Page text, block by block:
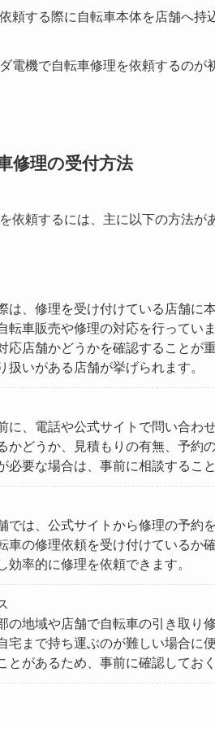
頼する際に自転車本体を店舗へ持
電機で自転車修理を依頼するのが
修理の受付方法
依頼するには、主に以下の方法
は、修理を受け付けている店舗に
転車販売や修理の対応を行ってい
応店舗かどうかを確認することが
扱いがある店舗が挙げられます。
に、電話や公式サイトで問い合わ
かどうか、見積もりの有無、予約
必要な場合は、事前に相談するこ
では、公式サイトから修理の予約
車の修理依頼を受け付けているか
効率的に修理を依頼できます。
の地域や店舗で自転車の引き取り
宅まで持ち運ぶのが難しい場合に
とがあるため、事前に確認してお